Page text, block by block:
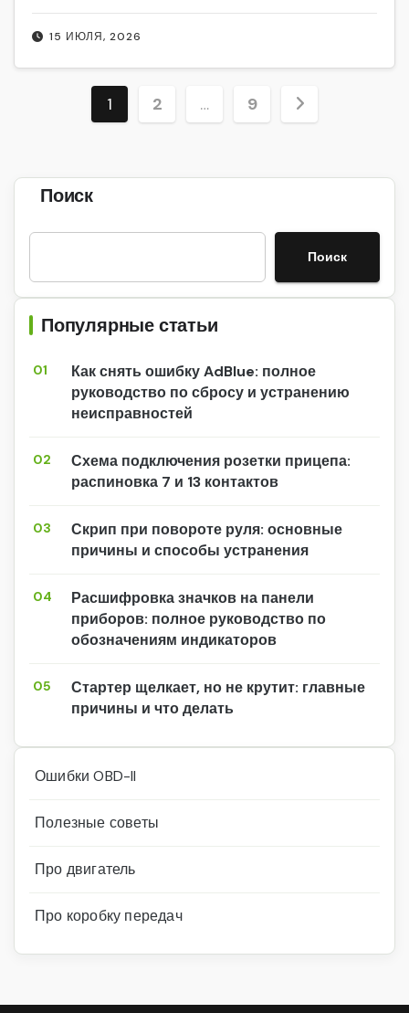
15 ИЮЛЯ, 2026
Пагинация
1 2 … 9
Поиск
Поиск
Популярные статьи
01
Как снять ошибку AdBlue: полное
руководство по сбросу и устранению
неисправностей
02
Схема подключения розетки прицепа:
распиновка 7 и 13 контактов
03
Скрип при повороте руля: основные
причины и способы устранения
04
Расшифровка значков на панели
приборов: полное руководство по
обозначениям индикаторов
05
Стартер щелкает, но не крутит: главные
причины и что делать
Ошибки OBD-II
Полезные советы
Про двигатель
Про коробку передач